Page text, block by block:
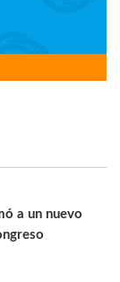
a un nuevo